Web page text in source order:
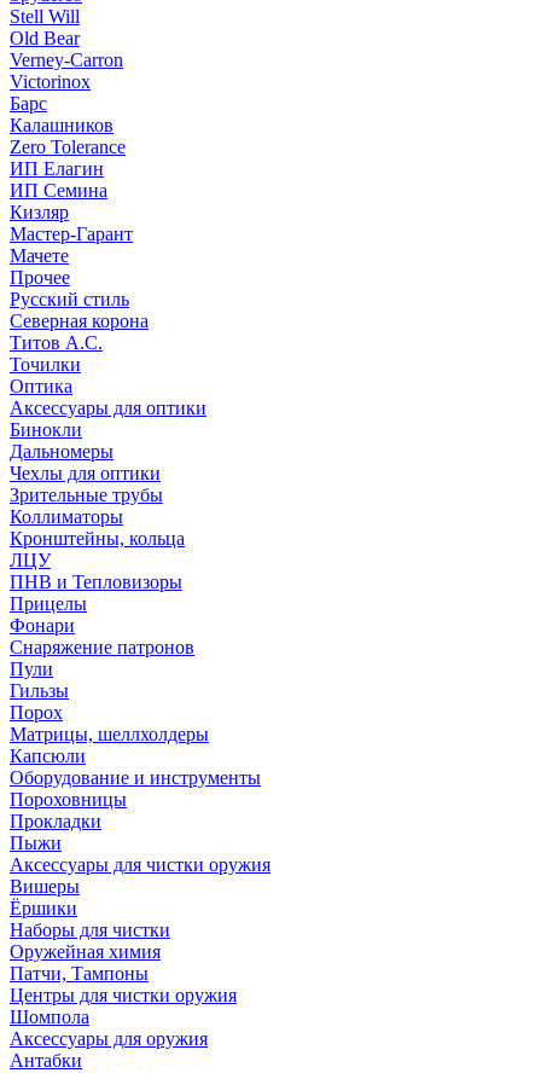
Stell Will
Old Bear
Verney-Carron
Victorinox
Барс
Калашников
Zero Tolerance
ИП Елагин
ИП Семина
Кизляр
Мастер-Гарант
Мачете
Прочее
Русский стиль
Северная корона
Титов А.С.
Точилки
Оптика
Аксессуары для оптики
Бинокли
Дальномеры
Чехлы для оптики
Зрительные трубы
Коллиматоры
Кронштейны, кольца
ЛЦУ
ПНВ и Тепловизоры
Прицелы
Фонари
Снаряжение патронов
Пули
Гильзы
Порох
Матрицы, шеллхолдеры
Капсюли
Оборудование и инструменты
Пороховницы
Прокладки
Пыжи
Аксессуары для чистки оружия
Вишеры
Ёршики
Наборы для чистки
Оружейная химия
Патчи, Тампоны
Центры для чистки оружия
Шомпола
Аксессуары для оружия
Антабки